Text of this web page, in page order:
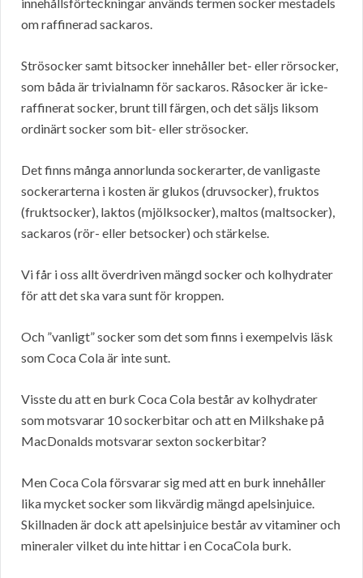
om raffinerad sackaros.
Strösocker samt bitsocker innehåller bet- eller rörsocker,
som båda är trivialnamn för sackaros. Råsocker är icke-
raffinerat socker, brunt till färgen, och det säljs liksom
ordinärt socker som bit- eller strösocker.
Det finns många annorlunda sockerarter, de vanligaste
sockerarterna i kosten är glukos (druvsocker), fruktos
(fruktsocker), laktos (mjölksocker), maltos (maltsocker),
sackaros (rör- eller betsocker) och stärkelse.
Vi får i oss allt överdriven mängd socker och kolhydrater
för att det ska vara sunt för kroppen.
Och ”vanligt” socker som det som finns i exempelvis läsk
som Coca Cola är inte sunt.
Visste du att en burk Coca Cola består av kolhydrater
som motsvarar 10 sockerbitar och att en Milkshake på
MacDonalds motsvarar sexton sockerbitar?
Men Coca Cola försvarar sig med att en burk innehåller
lika mycket socker som likvärdig mängd apelsinjuice.
Skillnaden är dock att apelsinjuice består av vitaminer och
mineraler vilket du inte hittar i en CocaCola burk.